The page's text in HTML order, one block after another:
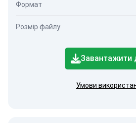
Формат
Розмір файлу
Завантажити
Умови